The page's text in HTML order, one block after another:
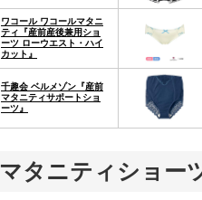
ワコール ワコールマタニ
ティ『産前産後兼用ショ
ーツ ローウエスト・ハイ
カット』
千趣会 ベルメゾン『産前
マタニティサポートショ
ーツ』
マタニティショー